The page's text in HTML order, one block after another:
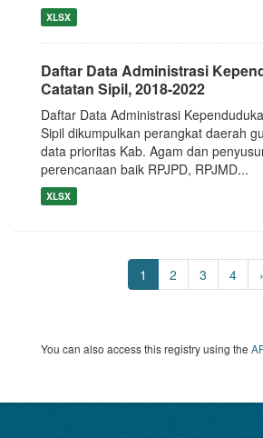
XLSX
Daftar Data Administrasi
Catatan Sipil, 2018-2022
Daftar Data Administrasi
Sipil dikumpulkan perangkat daerah
data prioritas Kab. Agam dan
perencanaan baik RPJPD, RPJMD...
XLSX
1 2 3 4
You can also access this registry using the